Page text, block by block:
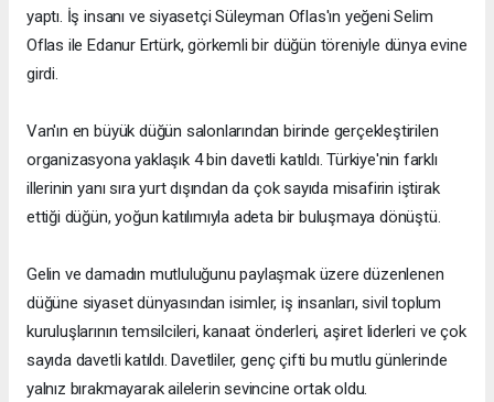
yaptı. İş insanı ve siyasetçi Süleyman Oflas'ın yeğeni Selim
Oflas ile Edanur Ertürk, görkemli bir düğün töreniyle dünya evine
girdi.
Van'ın en büyük düğün salonlarından birinde gerçekleştirilen
organizasyona yaklaşık 4 bin davetli katıldı. Türkiye'nin farklı
illerinin yanı sıra yurt dışından da çok sayıda misafirin iştirak
ettiği düğün, yoğun katılımıyla adeta bir buluşmaya dönüştü.
Gelin ve damadın mutluluğunu paylaşmak üzere düzenlenen
düğüne siyaset dünyasından isimler, iş insanları, sivil toplum
kuruluşlarının temsilcileri, kanaat önderleri, aşiret liderleri ve çok
sayıda davetli katıldı. Davetliler, genç çifti bu mutlu günlerinde
yalnız bırakmayarak ailelerin sevincine ortak oldu.